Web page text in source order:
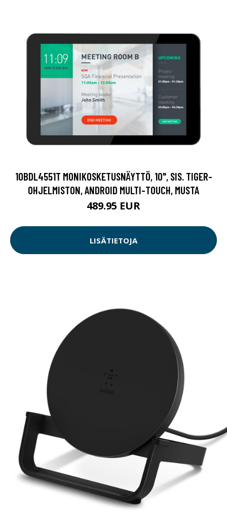
10BDL4551T MONIKOSKETUSNÄYTTÖ, 10", SIS. TIGER-
OHJELMISTON, ANDROID MULTI-TOUCH, MUSTA
489.95 EUR
LISÄTIETOJA